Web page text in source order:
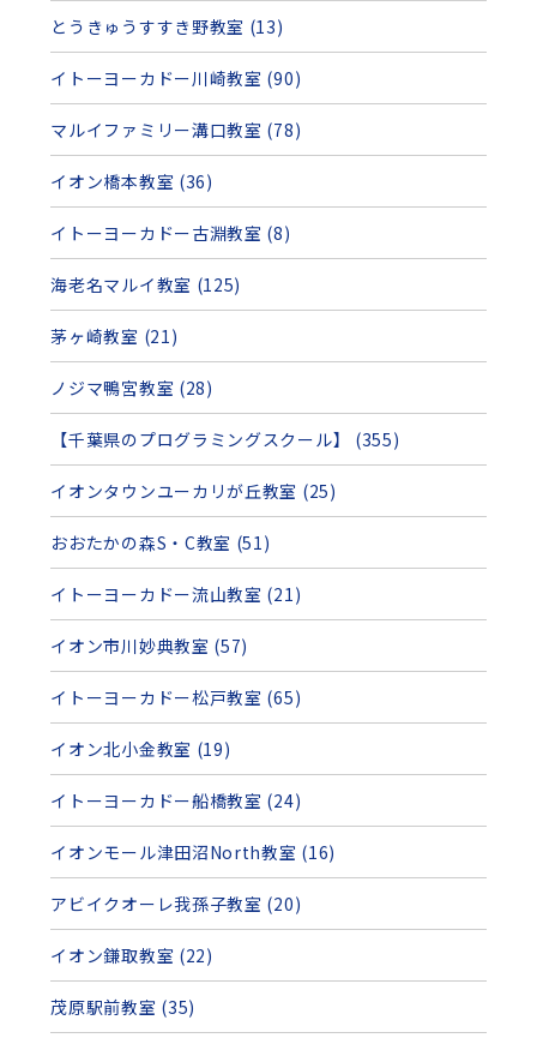
とうきゅうすすき野教室 (13)
イトーヨーカドー川崎教室 (90)
マルイファミリー溝口教室 (78)
イオン橋本教室 (36)
イトーヨーカドー古淵教室 (8)
海老名マルイ教室 (125)
茅ヶ崎教室 (21)
ノジマ鴨宮教室 (28)
【千葉県のプログラミングスクール】 (355)
イオンタウンユーカリが丘教室 (25)
おおたかの森S・C教室 (51)
イトーヨーカドー流山教室 (21)
イオン市川妙典教室 (57)
イトーヨーカドー松戸教室 (65)
イオン北小金教室 (19)
イトーヨーカドー船橋教室 (24)
イオンモール津田沼North教室 (16)
アビイクオーレ我孫子教室 (20)
イオン鎌取教室 (22)
茂原駅前教室 (35)